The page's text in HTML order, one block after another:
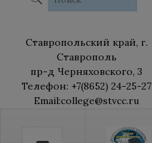
Ставропольский край, г.
Ставрополь
пр-д Черняховского, 3
Телефон: +7(8652) 24-25-27
Email:college@stvcc.ru